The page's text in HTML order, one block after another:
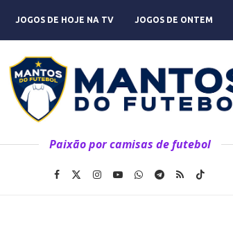
JOGOS DE HOJE NA TV JOGOS DE ONTEM
Paixão por camisas de futebol